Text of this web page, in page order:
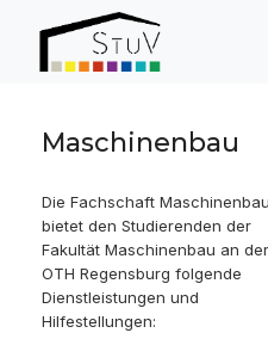
Maschinenbau
Die Fachschaft Maschinenbau
bietet den Studierenden der
Fakultät Maschinenbau an der
OTH Regensburg folgende
Dienstleistungen und
Hilfestellungen: